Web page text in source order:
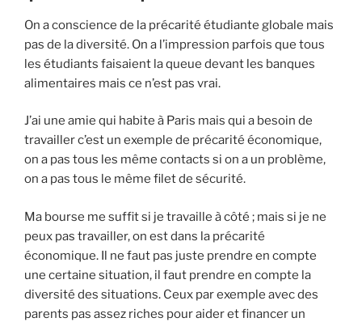
On a conscience de la précarité étudiante globale mais
pas de la diversité. On a l’impression parfois que tous
les étudiants faisaient la queue devant les banques
alimentaires mais ce n’est pas vrai.
J’ai une amie qui habite à Paris mais qui a besoin de
travailler c’est un exemple de précarité économique,
on a pas tous les même contacts si on a un problème,
on a pas tous le même filet de sécurité.
Ma bourse me suffit si je travaille à côté ; mais si je ne
peux pas travailler, on est dans la précarité
économique. Il ne faut pas juste prendre en compte
une certaine situation, il faut prendre en compte la
diversité des situations. Ceux par exemple avec des
parents pas assez riches pour aider et financer un